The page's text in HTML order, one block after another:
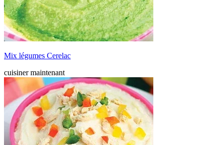
Mix légumes Cerelac
cuisiner maintenant